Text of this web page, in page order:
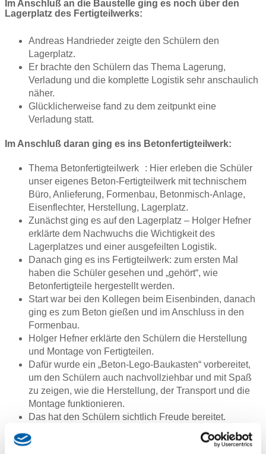
Im Anschluß an die Baustelle ging es noch über den
Lagerplatz des Fertigteilwerks:
Andreas Handrieder zeigte den Schülern den
Lagerplatz.
Er brachte den Schülern das Thema Lagerung,
Verladung und die komplette Logistik sehr anschaulich
näher.
Glücklicherweise fand zu dem zeitpunkt eine
Verladung statt.
Im Anschluß daran ging es ins Betonfertigteilwerk:
Thema Betonfertigteilwerk : Hier erleben die Schüler
unser eigenes Beton-Fertigteilwerk mit technischem
Büro, Anlieferung, Formenbau, Betonmisch-Anlage,
Eisenflechter, Herstellung, Lagerplatz.
Zunächst ging es auf den Lagerplatz – Holger Hefner
erklärte dem Nachwuchs die Wichtigkeit des
Lagerplatzes und einer ausgefeilten Logistik.
Danach ging es ins Fertigteilwerk: zum ersten Mal
haben die Schüler gesehen und „gehört“, wie
Betonfertigteile hergestellt werden.
Start war bei den Kollegen beim Eisenbinden, danach
ging es zum Beton gießen und im Anschluss in den
Formenbau.
Holger Hefner erklärte den Schülern die Herstellung
und Montage von Fertigteilen.
Dafür wurde ein „Beton-Lego-Baukasten“ vorbereitet,
um den Schülern auch nachvollziehbar und mit Spaß
zu zeigen, wie die Herstellung, der Transport und die
Montage funktionieren.
Das hat den Schülern sichtlich Freude bereitet.
Danach durfte die Klasse zum ersten Mal